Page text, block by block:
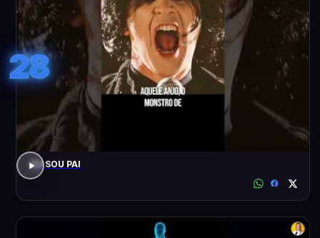
28
EU SOU PAI